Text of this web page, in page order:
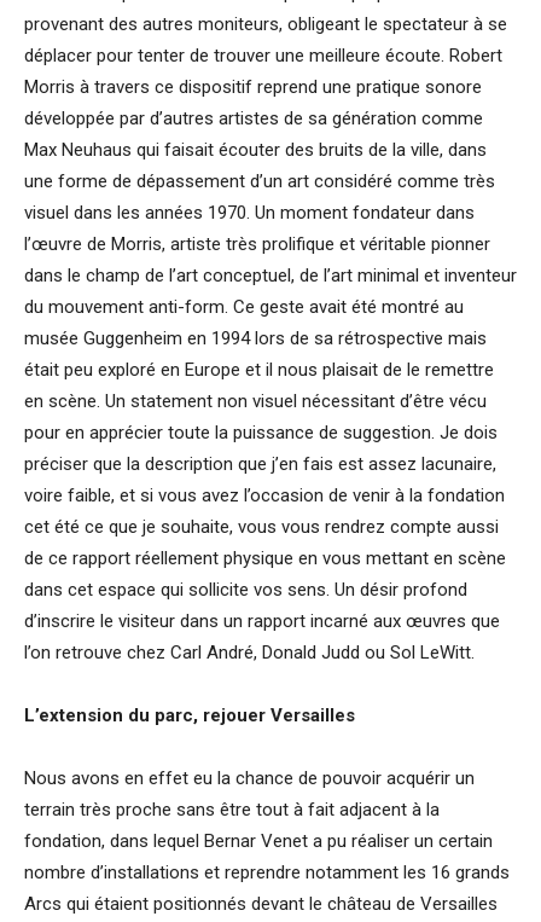
provenant des autres moniteurs, obligeant le spectateur à se
déplacer pour tenter de trouver une meilleure écoute. Robert
Morris à travers ce dispositif reprend une pratique sonore
développée par d’autres artistes de sa génération comme
Max Neuhaus qui faisait écouter des bruits de la ville, dans
une forme de dépassement d’un art considéré comme très
visuel dans les années 1970. Un moment fondateur dans
l’œuvre de Morris, artiste très prolifique et véritable pionner
dans le champ de l’art conceptuel, de l’art minimal et inventeur
du mouvement anti-form. Ce geste avait été montré au
musée Guggenheim en 1994 lors de sa rétrospective mais
était peu exploré en Europe et il nous plaisait de le remettre
en scène. Un statement non visuel nécessitant d’être vécu
pour en apprécier toute la puissance de suggestion. Je dois
préciser que la description que j’en fais est assez lacunaire,
voire faible, et si vous avez l’occasion de venir à la fondation
cet été ce que je souhaite, vous vous rendrez compte aussi
de ce rapport réellement physique en vous mettant en scène
dans cet espace qui sollicite vos sens. Un désir profond
d’inscrire le visiteur dans un rapport incarné aux œuvres que
l’on retrouve chez Carl André, Donald Judd ou Sol LeWitt.
L’extension du parc, rejouer Versailles
Nous avons en effet eu la chance de pouvoir acquérir un
terrain très proche sans être tout à fait adjacent à la
fondation, dans lequel Bernar Venet a pu réaliser un certain
nombre d’installations et reprendre notamment les 16 grands
Arcs qui étaient positionnés devant le château de Versailles